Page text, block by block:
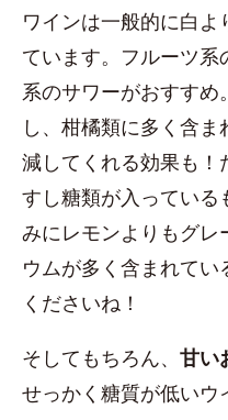
ワインは一般的に白
ています。フルーツ
系のサワーがおすす
し、柑橘類に多く含
減してくれる効果も
すし糖類が入っている
みにレモンよりもグレ
ウムが多く含まれて
くださいね！
そしてもちろん、 甘い
せっかく糖質が低いウ